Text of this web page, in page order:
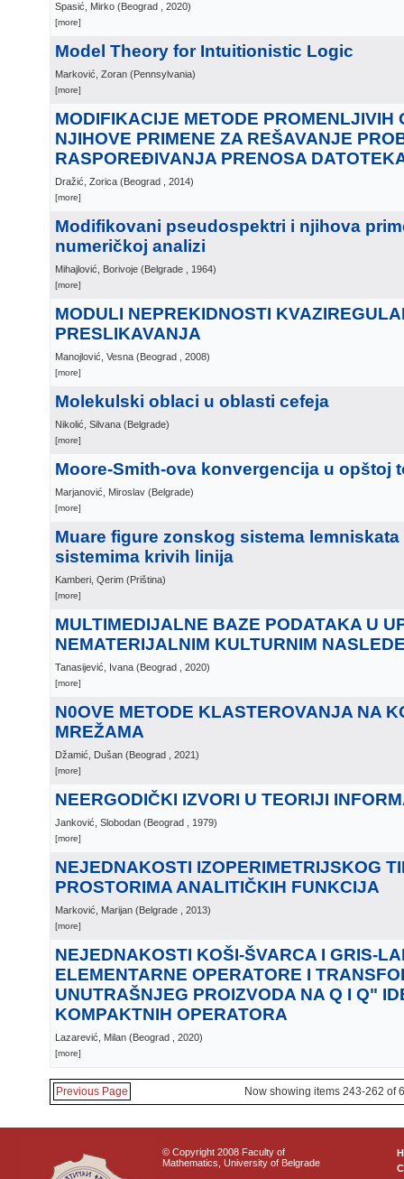
Spasić, Mirko (Beograd , 2020)
[more]
Model Theory for Intuitionistic Logic
Marković, Zoran (Pennsylvania)
[more]
MODIFIKACIJE METODE PROMENLJIVIH
NJIHOVE PRIMENE ZA REŠAVANJE
RASPOREĐIVANJA PRENOSA
Dražić, Zorica (Beograd , 2014)
[more]
Modifikovani pseudospektri i njihova
numeričkoj analizi
Mihajlović, Borivoje (Belgrade , 1964)
[more]
MODULI NEPREKIDNOSTI
PRESLIKAVANJA
Manojlović, Vesna (Beograd , 2008)
[more]
Molekulski oblaci u oblasti cefeja
Nikolić, Silvana (Belgrade)
[more]
Moore-Smith-ova konvergencija u opštoj
Marjanović, Miroslav (Belgrade)
[more]
Muare figure zonskog sistema
sistemima krivih linija
Kamberi, Qerim (Priština)
[more]
MULTIMEDIJALNE BAZE PODATAKA U
NEMATERIJALNIM KULTURNIM
Tanasijević, Ivana (Beograd , 2020)
[more]
N0OVE METODE KLASTEROVANJA NA
MREŽAMA
Džamić, Dušan (Beograd , 2021)
[more]
NEERGODIČKI IZVORI U TEORIJI
Janković, Slobodan (Beograd , 1979)
[more]
NEJEDNAKOSTI IZOPERIMETRIJSKOG
PROSTORIMA ANALITIČKIH FUNKCIJA
Marković, Marijan (Belgrade , 2013)
[more]
NEJEDNAKOSTI KOŠI-ŠVARCA I GRIS-
ELEMENTARNE OPERATORE I
UNUTRAŠNJEG PROIZVODA NA Q I Q"
KOMPAKTNIH OPERATORA
Lazarević, Milan (Beograd , 2020)
[more]
Previous Page Now showing items 243-262 of
© Copyright 2008 Faculty of
Mathematics, University of Belgrade